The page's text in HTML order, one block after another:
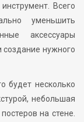
Всего
уменьшить
аксессуары
создание нужного
будет несколько
небольшая
на стене.